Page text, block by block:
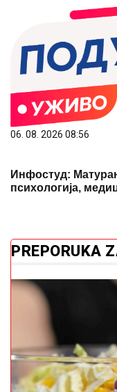
06. 08. 2026 08:56
Инфостуд:
психологија,
PREPORUKA